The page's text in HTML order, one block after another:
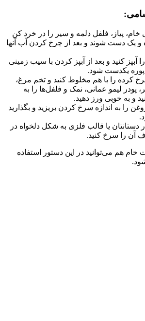
خام، پیاز، فلفل دلمه و سیر را در خرد کن
و یک دست شوند و بعد از چرخ کردن آب آنها
آبپز کنید و بعد از آبپز کردن با سیب زمینی
پوره یکدست شود.
کرده را با هم مخلوط کنید و تخم مرغ،
لیمو عمانی، نمک و فلفل‌ها را به
و به خوبی ورز دهید.
را به اندازه سرخ کردن بریزید و بگذارید
دستانتان یا قالب فلزی به شکل دلخواه در
آن را سرخ کنید.
هم می‌توانید در این دستور استفاده